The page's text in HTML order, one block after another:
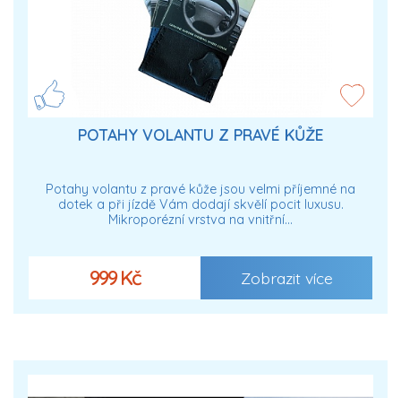
POTAHY VOLANTU Z PRAVÉ KŮŽE
Potahy volantu z pravé kůže jsou velmi příjemné na
dotek a při jízdě Vám dodají skvělí pocit luxusu.
Mikroporézní vrstva na vnitřní…
999 Kč Zobrazit více